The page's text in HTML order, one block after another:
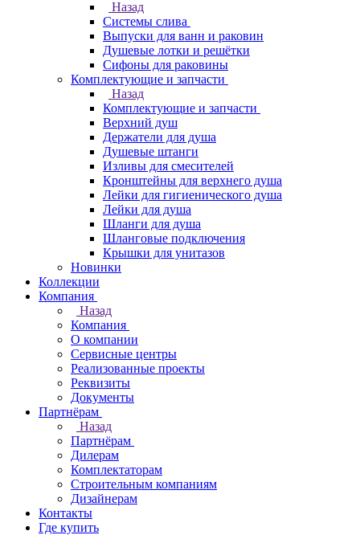
Назад
Системы слива
Выпуски для ванн и раковин
Душевые лотки и решётки
Сифоны для раковины
Комплектующие и запчасти
Назад
Комплектующие и запчасти
Верхний душ
Держатели для душа
Душевые штанги
Изливы для смесителей
Кронштейны для верхнего душа
Лейки для гигиенического душа
Лейки для душа
Шланги для душа
Шланговые подключения
Крышки для унитазов
Новинки
Коллекции
Компания
Назад
Компания
О компании
Сервисные центры
Реализованные проекты
Реквизиты
Документы
Партнёрам
Назад
Партнёрам
Дилерам
Комплектаторам
Строительным компаниям
Дизайнерам
Контакты
Где купить